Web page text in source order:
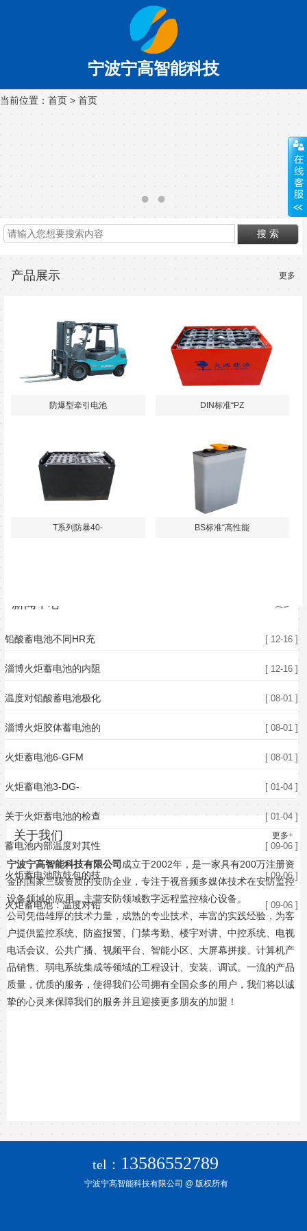
宁波宁高智能科技
当前位置： 首页 > 首页
关于我们 更多+
宁波宁高智能科技有限公司 成立于2002年，是一家具有200万注册资
金的国家三级资质的安防企业，专注于视音频多媒体技术在安防监控
设备领域的应用，主营安防领域数字远程监控核心设备。
公司凭借雄厚的技术力量，成熟的专业技术、丰富的实践经验，为客
户提供监控系统、防盗报警、门禁考勤、楼宇对讲、中控系统、电视
电话会议、公共广播、视频平台、智能小区、大屏幕拼接、计算机产
品销售、弱电系统集成等领域的工程设计、安装、调试。一流的产品
质量，优质的服务，使得我们公司拥有全国众多的用户，我们将以诚
挚的心灵来保障我们的服务并且迎接更多朋友的加盟！
新闻中心 更多
铅酸蓄电池不同HR充 [ 12-16 ]
淄博火炬蓄电池的内阻 [ 12-16 ]
温度对铅酸蓄电池极化 [ 08-01 ]
淄博火炬胶体蓄电池的 [ 08-01 ]
火炬蓄电池6-GFM [ 08-01 ]
火炬蓄电池3-DG- [ 01-04 ]
关于火炬蓄电池的检查 [ 01-04 ]
蓄电池内部温度对其性 [ 09-06 ]
火炬蓄电池防鼓包的技 [ 09-06 ]
火炬蓄电池：温度对铅 [ 09-06 ]
产品展示 更多
防爆型牵引电池 DIN标准“PZ
T系列防暴40- BS标准“高性能
tel： 13586552789
宁波宁高智能科技有限公司 @ 版权所有